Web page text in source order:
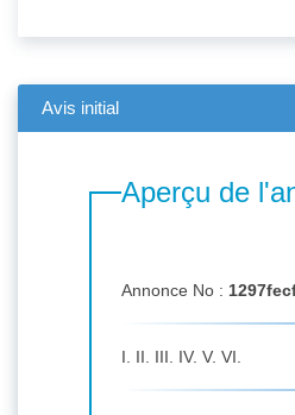
Avis initial
Aperçu de
Annonce No :
I. II. III. IV. V. VI.